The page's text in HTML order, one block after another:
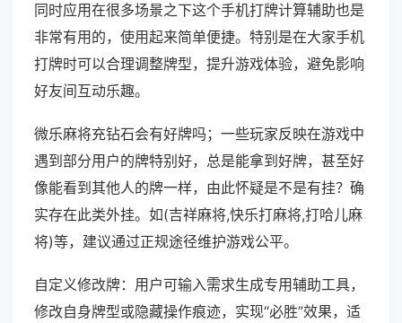
同时应用在很多场景之下这个手机打牌计算辅助也是
非常有用的，使用起来简单便捷。特别是在大家手机
打牌时可以合理调整牌型，提升游戏体验，避免影响
好友间互动乐趣。
微乐麻将充钻石会有好牌吗；一些玩家反映在游戏中
遇到部分用户的牌特别好，总是能拿到好牌，甚至好
像能看到其他人的牌一样，由此怀疑是不是有挂？确
实存在此类外挂。如(吉祥麻将,快乐打麻将,打哈儿麻
将)等，建议通过正规途径维护游戏公平。
自定义修改牌：用户可输入需求生成专用辅助工具，
修改自身牌型或隐藏操作痕迹，实现“必胜”效果，适